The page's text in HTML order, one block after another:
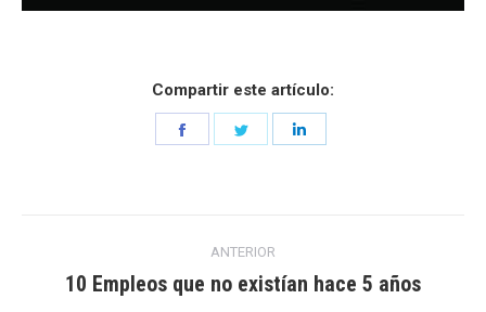
Compartir este artículo:
Share
entre
ANTERIOR
Entrada
10 Empleos que no existían hace 5 años